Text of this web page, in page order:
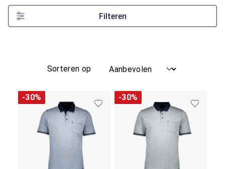
Filteren
Sorteren op
-30% -30%